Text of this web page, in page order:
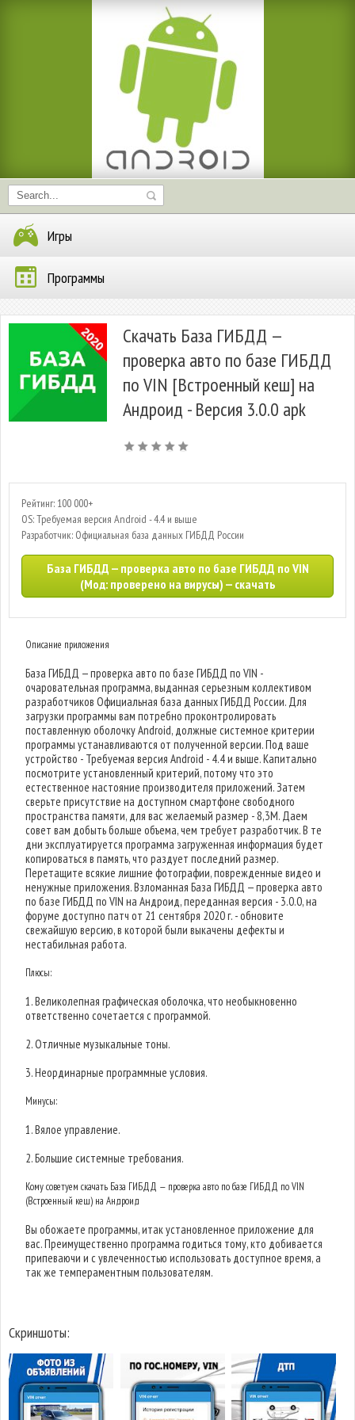
Игры
Программы
Скачать База ГИБДД —
проверка авто по базе ГИБДД
по VIN [Встроенный кеш] на
Андроид - Версия 3.0.0 apk
Рейтинг: 100 000+
OS: Требуемая версия Android - 4.4 и выше
Разработчик: Официальная база данных ГИБДД России
База ГИБДД — проверка авто по базе ГИБДД по VIN
(Мод: проверено на вирусы) — скачать
Описание приложения
База ГИБДД — проверка авто по базе ГИБДД по VIN -
очаровательная программа, выданная серьезным коллективом
разработчиков Официальная база данных ГИБДД России. Для
загрузки программы вам потребно проконтролировать
поставленную оболочку Android, должные системное критерии
программы устанавливаются от полученной версии. Под ваше
устройство - Требуемая версия Android - 4.4 и выше. Капитально
посмотрите установленный критерий, потому что это
естественное настояние производителя приложений. Затем
сверьте присутствие на доступном смартфоне свободного
пространства памяти, для вас желаемый размер - 8,3M. Даем
совет вам добыть больше объема, чем требует разработчик. В те
дни эксплуатируется программа загруженная информация будет
копироваться в память, что раздует последний размер.
Перетащите всякие лишние фотографии, поврежденные видео и
ненужные приложения. Взломанная База ГИБДД — проверка авто
по базе ГИБДД по VIN на Андроид, переданная версия - 3.0.0, на
форуме доступно патч от 21 сентября 2020 г. - обновите
свежайшую версию, в которой были выкачены дефекты и
нестабильная работа.
Плюсы:
1. Великолепная графическая оболочка, что необыкновенно
ответственно сочетается с программой.
2. Отличные музыкальные тоны.
3. Неординарные программные условия.
Минусы:
1. Вялое управление.
2. Большие системные требования.
Кому советуем скачать База ГИБДД — проверка авто по базе ГИБДД по VIN
(Встроенный кеш) на Андроид
Вы обожаете программы, итак установленное приложение для
вас. Преимущественно программа годиться тому, кто добивается
припеваючи и с увлеченностью использовать доступное время, а
так же темпераментным пользователям.
Скриншоты: